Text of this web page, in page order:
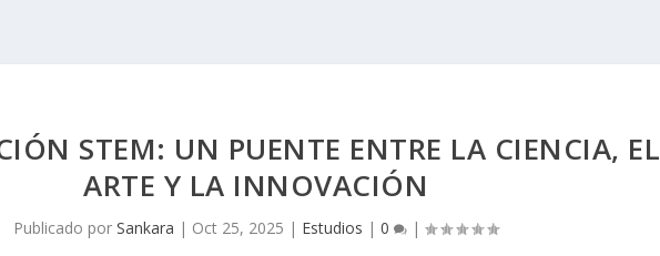
STEM: UN PUENTE ENTRE LA CIENCIA, EL
ARTE Y LA INNOVACIÓN
Publicado porSankara | Oct 25, 2025 | Estudios |0 |